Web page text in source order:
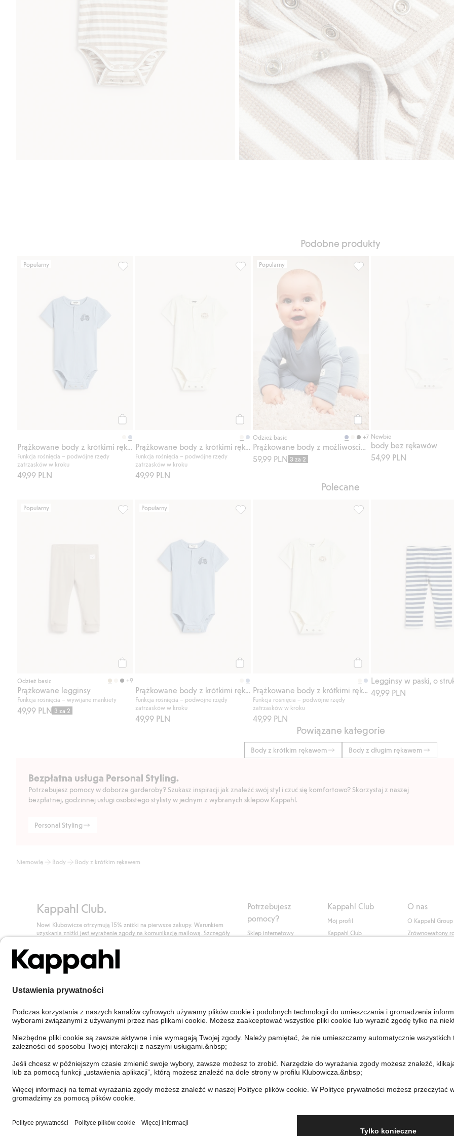
Podobne produkty
Popularny
Prążkowane body z krótkimi rękawami
Funkcja rośnięcia – podwójne rzędy
zatrzasków w kroku
49,99 PLN
Prążkowane body z krótkimi rękawami, Dodaj do listy ulubione
Prążkowane body z krótkimi rękawami
Funkcja rośnięcia – podwójne rzędy
zatrzasków w kroku
49,99 PLN
Prążkowane body z krótkimi rękawami, Dodaj do listy ulubione
Popularny
Kup
Odzież basic +7
Prążkowane body z możliwością wydłużenia
59,99 PLN 3 za 2
Prążkowane body z
Newbie
body bez rękawów
54,99 PLN
Polecane
Popularny
Odzież basic +9
Prążkowane legginsy
Funkcja rośnięcia – wywijane mankiety
49,99 PLN 3 za 2
Popularny
Prążkowane body z krótkimi rękawami
Funkcja rośnięcia – podwójne rzędy
zatrzasków w kroku
49,99 PLN
Prążkowane body z krótkimi rękawami
Funkcja rośnięcia – podwójne rzędy
zatrzasków w kroku
49,99 PLN
Prążkowane body z krótkimi
49,99 PLN
Powiązane kategorie
Body z krótkim rękawem Body z długim rękawem
Bezpłatna usługa Personal Styling.
Potrzebujesz pomocy w doborze garderoby? Szukasz inspiracji jak znaleźć swój styl i czuć się komfortowo? Skorzystaj z naszej
bezpłatnej, godzinnej usługi osobistego stylisty w jednym z wybranych sklepów Kappahl.
Personal Styling
Niemowlę Body Body z krótkim rękawem
Kappahl Club.
Nowi Klubowicze otrzymują 15% zniżki na pierwsze zakupy. Warunkiem
uzyskania zniżki jest wyrażenie zgody na komunikację mailową. Szczegóły
Dołącz do Klubu!
Potrzebujesz
pomocy?
Sklep internetowy
Personal Styling
Odstąp od umowy
Kappahl Club
Mój profil
Kappahl Club
O nas
O Kappahl Group
Zrównoważony
Poland Zmień kraj